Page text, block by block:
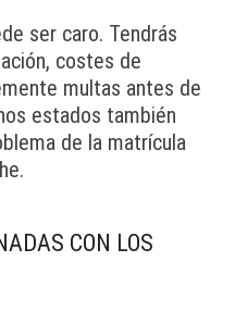
ser caro. Tendrás
costes de
multas antes de
estados también
de la matrícula
CON LOS